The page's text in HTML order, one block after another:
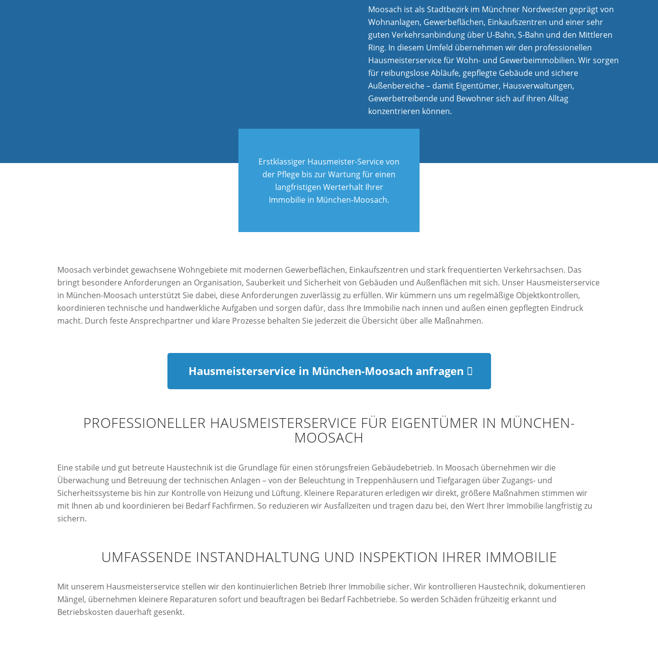
Moosach ist als Stadtbezirk im Münchner Nordwesten geprägt von
Wohnanlagen, Gewerbeflächen, Einkaufszentren und einer sehr
guten Verkehrsanbindung über U-Bahn, S-Bahn und den Mittleren
Ring. In diesem Umfeld übernehmen wir den professionellen
Hausmeisterservice für Wohn- und Gewerbeimmobilien. Wir sorgen
für reibungslose Abläufe, gepflegte Gebäude und sichere
Außenbereiche – damit Eigentümer, Hausverwaltungen,
Gewerbetreibende und Bewohner sich auf ihren Alltag
konzentrieren können.
Erstklassiger Hausmeister-Service von
der Pflege bis zur Wartung für einen
langfristigen Werterhalt Ihrer
Immobilie in München-Moosach.
Moosach verbindet gewachsene Wohngebiete mit modernen Gewerbeflächen, Einkaufszentren und stark frequentierten Verkehrsachsen. Das
bringt besondere Anforderungen an Organisation, Sauberkeit und Sicherheit von Gebäuden und Außenflächen mit sich. Unser Hausmeisterservice
in München-Moosach unterstützt Sie dabei, diese Anforderungen zuverlässig zu erfüllen. Wir kümmern uns um regelmäßige Objektkontrollen,
koordinieren technische und handwerkliche Aufgaben und sorgen dafür, dass Ihre Immobilie nach innen und außen einen gepflegten Eindruck
macht. Durch feste Ansprechpartner und klare Prozesse behalten Sie jederzeit die Übersicht über alle Maßnahmen.
Hausmeisterservice in München-Moosach anfragen
PROFESSIONELLER HAUSMEISTERSERVICE FÜR EIGENTÜMER IN MÜNCHEN-
MOOSACH
Eine stabile und gut betreute Haustechnik ist die Grundlage für einen störungsfreien Gebäudebetrieb. In Moosach übernehmen wir die
Überwachung und Betreuung der technischen Anlagen – von der Beleuchtung in Treppenhäusern und Tiefgaragen über Zugangs- und
Sicherheitssysteme bis hin zur Kontrolle von Heizung und Lüftung. Kleinere Reparaturen erledigen wir direkt, größere Maßnahmen stimmen wir
mit Ihnen ab und koordinieren bei Bedarf Fachfirmen. So reduzieren wir Ausfallzeiten und tragen dazu bei, den Wert Ihrer Immobilie langfristig zu
sichern.
UMFASSENDE INSTANDHALTUNG UND INSPEKTION IHRER IMMOBILIE
Mit unserem Hausmeisterservice stellen wir den kontinuierlichen Betrieb Ihrer Immobilie sicher. Wir kontrollieren Haustechnik, dokumentieren
Mängel, übernehmen kleinere Reparaturen sofort und beauftragen bei Bedarf Fachbetriebe. So werden Schäden frühzeitig erkannt und
Betriebskosten dauerhaft gesenkt.